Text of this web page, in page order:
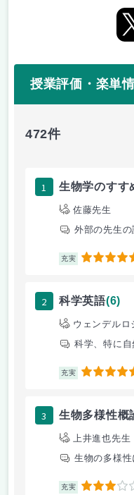
授業評価・楽単
472件
1 生物学のすす
佐藤先生
外部の先生
充実 4.5
2 科学英語(6)
ウェンデルロ
科学、特に
充実 4.5
3 生物多様性概
上井進也先生
生物の多様
充実 3